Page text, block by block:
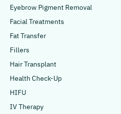
Eyebrow Pigment Removal
Facial Treatments
Fat Transfer
Fillers
Hair Transplant
Health Check-Up
HIFU
IV Therapy